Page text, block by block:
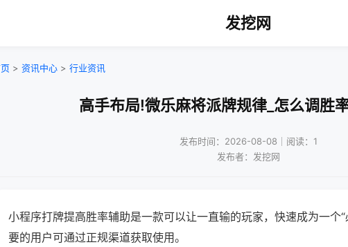
发挖网
> 资讯中心 > 行业资讯
高手布局!微乐麻将派牌规律_怎么调胜
发布时间：2026-08-08｜阅读：1
发布者：发挖网
小程序打牌提高胜率辅助是一款可以让一直输的玩家，快速成为一个
要的用户可通过正规渠道获取使用。